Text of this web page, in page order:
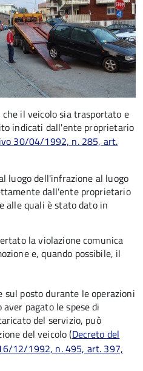
il veicolo sia trasportato e
indicati dall'ente proprietario
30/04/1992, n. 285, art.
luogo dell'infrazione al luogo
dall'ente proprietario
alle quali è stato dato in
la violazione comunica
e, quando possibile, il
sul posto durante le operazioni
pagato le spese di
del servizio, può
del veicolo (Decreto del
12/1992, n. 495, art. 397,